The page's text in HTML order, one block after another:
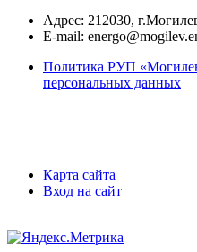
Адрес: 212030,
E-mail:
Политика РУП
персональных данных
Карта сайта
Вход на сайт